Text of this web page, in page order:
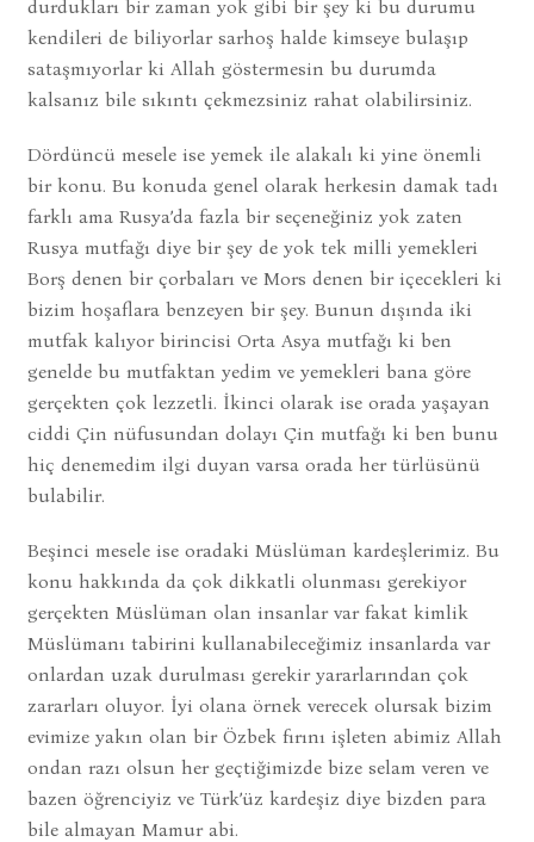
durdukları bir zaman yok gibi bir şey ki bu durumu
kendileri de biliyorlar sarhoş halde kimseye bulaşıp
sataşmıyorlar ki Allah göstermesin bu durumda
kalsanız bile sıkıntı çekmezsiniz rahat olabilirsiniz.
Dördüncü mesele ise yemek ile alakalı ki yine önemli
bir konu. Bu konuda genel olarak herkesin damak tadı
farklı ama Rusya’da fazla bir seçeneğiniz yok zaten
Rusya mutfağı diye bir şey de yok tek milli yemekleri
Borş denen bir çorbaları ve Mors denen bir içecekleri ki
bizim hoşaflara benzeyen bir şey. Bunun dışında iki
mutfak kalıyor birincisi Orta Asya mutfağı ki ben
genelde bu mutfaktan yedim ve yemekleri bana göre
gerçekten çok lezzetli. İkinci olarak ise orada yaşayan
ciddi Çin nüfusundan dolayı Çin mutfağı ki ben bunu
hiç denemedim ilgi duyan varsa orada her türlüsünü
bulabilir.
Beşinci mesele ise oradaki Müslüman kardeşlerimiz. Bu
konu hakkında da çok dikkatli olunması gerekiyor
gerçekten Müslüman olan insanlar var fakat kimlik
Müslümanı tabirini kullanabileceğimiz insanlarda var
onlardan uzak durulması gerekir yararlarından çok
zararları oluyor. İyi olana örnek verecek olursak bizim
evimize yakın olan bir Özbek fırını işleten abimiz Allah
ondan razı olsun her geçtiğimizde bize selam veren ve
bazen öğrenciyiz ve Türk’üz kardeşiz diye bizden para
bile almayan Mamur abi.